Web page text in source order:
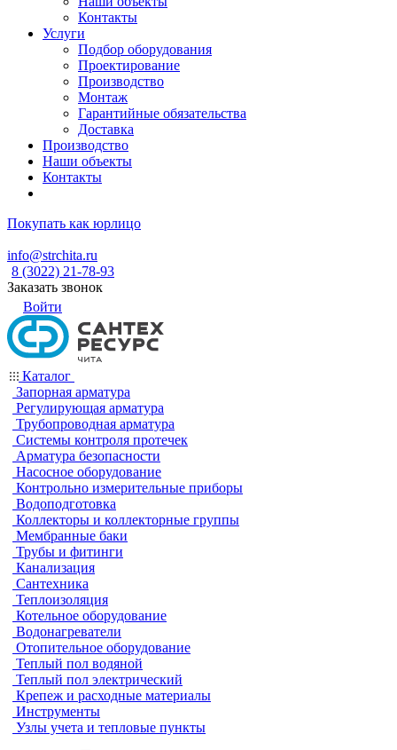
Контакты
Услуги
Подбор оборудования
Проектирование
Производство
Монтаж
Гарантийные обязательства
Доставка
Производство
Наши объекты
Контакты
Покупать как юрлицо
info@strchita.ru
8 (3022) 21-78-93
Заказать звонок
Войти
Каталог
Запорная арматура
Регулирующая арматура
Трубопроводная арматура
Системы контроля протечек
Арматура безопасности
Насосное оборудование
Контрольно измерительные приборы
Водоподготовка
Коллекторы и коллекторные группы
Мембранные баки
Трубы и фитинги
Канализация
Сантехника
Теплоизоляция
Котельное оборудование
Водонагреватели
Отопительное оборудование
Теплый пол водяной
Теплый пол электрический
Крепеж и расходные материалы
Инструменты
Узлы учета и тепловые пункты